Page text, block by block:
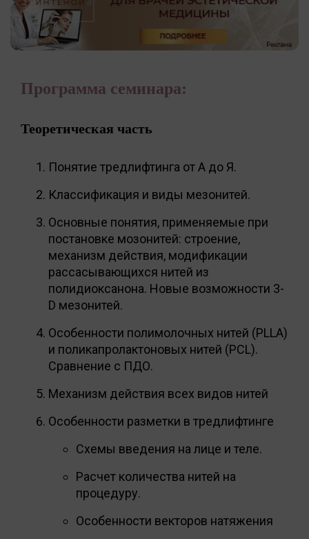
Программа семинара:
Теоретическая часть
Понятие тредлифтинга от А до Я.
Классификация и виды мезонитей.
Основные понятия, применяемые при
постановке мозонитей: строение,
механизм действия, модификации
рассасывающихся нитей из
полидиоксанона. Новые возможности 3-
D мезонитей.
Особенности полимолочных нитей (PLLA)
и поликапролактоновых нитей (PCL).
Сравнение с ПДО.
Механизм действия всех видов нитей
Особенности разметки в тредлифтинге
Схемы введения на лице и теле.
Расчет количества нитей на
процедуру.
Особенности векторов натяжения